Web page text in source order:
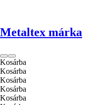
Metaltex márka
Kosárba
Kosárba
Kosárba
Kosárba
Kosárba